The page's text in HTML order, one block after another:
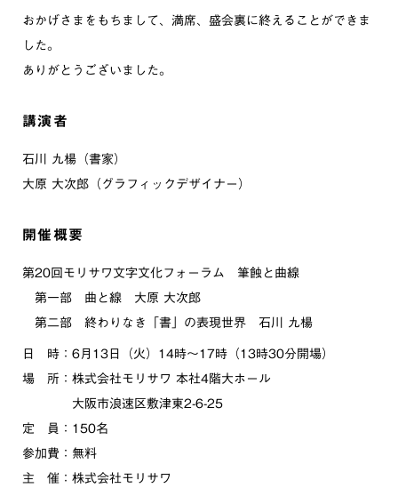
おかげさまをもちまして、満席、盛会裏に終えることができま
した。
ありがとうございました。
講演者
石川 九楊（書家）
大原 大次郎（グラフィックデザイナー）
開催概要
第20回モリサワ文字文化フォーラム 筆蝕と曲線
第一部 曲と線 大原 大次郎
第二部 終わりなき「書」の表現世界 石川 九楊
日 時：6月13日（火）14時〜17時（13時30分開場）
場 所：株式会社モリサワ 本社4階大ホール
大阪市浪速区敷津東2-6-25
定 員：150名
参加費：無料
主 催：株式会社モリサワ